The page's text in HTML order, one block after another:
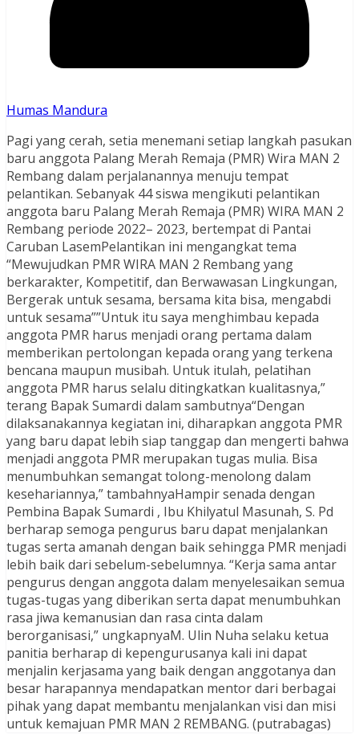
Humas Mandura
Pagi yang cerah, setia menemani setiap langkah pasukan
baru anggota Palang Merah Remaja (PMR) Wira MAN 2
Rembang dalam perjalanannya menuju tempat
pelantikan. Sebanyak 44 siswa mengikuti pelantikan
anggota baru Palang Merah Remaja (PMR) WIRA MAN 2
Rembang periode 2022– 2023, bertempat di Pantai
Caruban LasemPelantikan ini mengangkat tema
“Mewujudkan PMR WIRA MAN 2 Rembang yang
berkarakter, Kompetitif, dan Berwawasan Lingkungan,
Bergerak untuk sesama, bersama kita bisa, mengabdi
untuk sesama””Untuk itu saya menghimbau kepada
anggota PMR harus menjadi orang pertama dalam
memberikan pertolongan kepada orang yang terkena
bencana maupun musibah. Untuk itulah, pelatihan
anggota PMR harus selalu ditingkatkan kualitasnya,”
terang Bapak Sumardi dalam sambutnya“Dengan
dilaksanakannya kegiatan ini, diharapkan anggota PMR
yang baru dapat lebih siap tanggap dan mengerti bahwa
menjadi anggota PMR merupakan tugas mulia. Bisa
menumbuhkan semangat tolong-menolong dalam
kesehariannya,” tambahnyaHampir senada dengan
Pembina Bapak Sumardi , Ibu Khilyatul Masunah, S. Pd
berharap semoga pengurus baru dapat menjalankan
tugas serta amanah dengan baik sehingga PMR menjadi
lebih baik dari sebelum-sebelumnya. “Kerja sama antar
pengurus dengan anggota dalam menyelesaikan semua
tugas-tugas yang diberikan serta dapat menumbuhkan
rasa jiwa kemanusian dan rasa cinta dalam
berorganisasi,” ungkapnyaM. Ulin Nuha selaku ketua
panitia berharap di kepengurusanya kali ini dapat
menjalin kerjasama yang baik dengan anggotanya dan
besar harapannya mendapatkan mentor dari berbagai
pihak yang dapat membantu menjalankan visi dan misi
untuk kemajuan PMR MAN 2 REMBANG. (putrabagas)